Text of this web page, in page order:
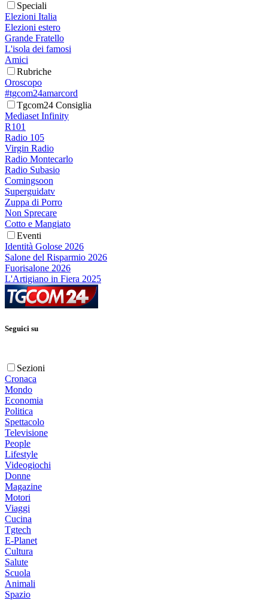
Speciali
Elezioni Italia
Elezioni estero
Grande Fratello
L'isola dei famosi
Amici
Rubriche
Oroscopo
#tgcom24amarcord
Tgcom24 Consiglia
Mediaset Infinity
R101
Radio 105
Virgin Radio
Radio Montecarlo
Radio Subasio
Comingsoon
Superguidatv
Zuppa di Porro
Non Sprecare
Cotto e Mangiato
Eventi
Identità Golose 2026
Salone del Risparmio 2026
Fuorisalone 2026
L'Artigiano in Fiera 2025
Seguici su
Sezioni
Cronaca
Mondo
Economia
Politica
Spettacolo
Televisione
People
Lifestyle
Videogiochi
Donne
Magazine
Motori
Viaggi
Cucina
Tgtech
E-Planet
Cultura
Salute
Scuola
Animali
Spazio